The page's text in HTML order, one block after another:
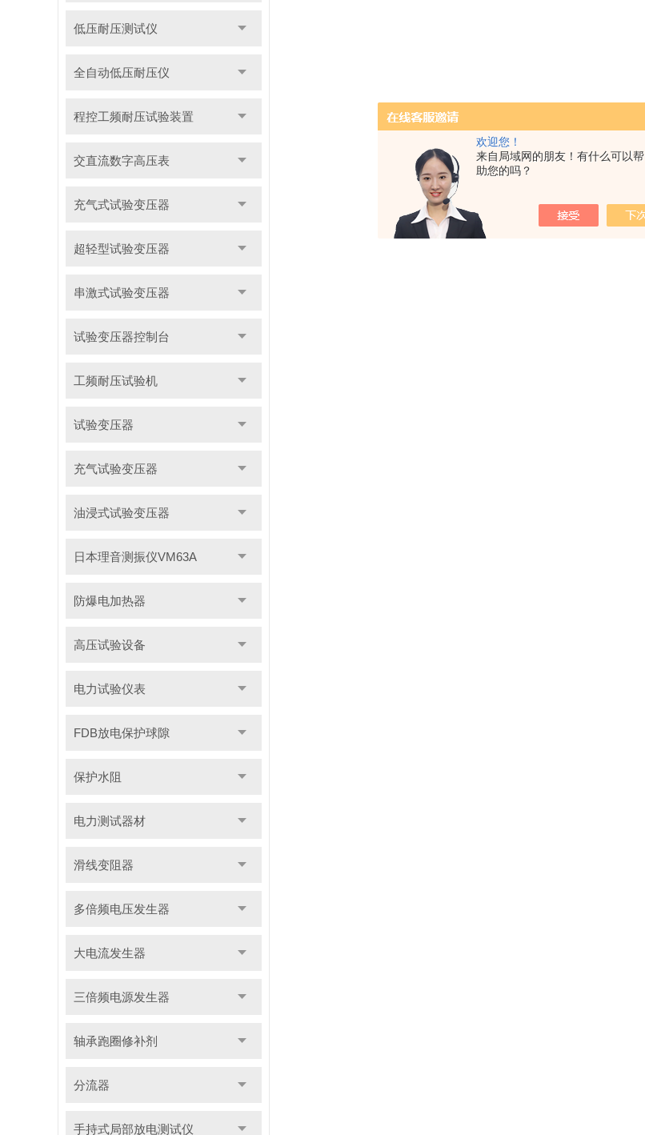
欢迎您！
来自局域网的朋友！有什么可以帮
助您的吗？
低压耐压测试仪
全自动低压耐压仪
程控工频耐压试验装置
交直流数字高压表
充气式试验变压器
超轻型试验变压器
串激式试验变压器
试验变压器控制台
工频耐压试验机
试验变压器
充气试验变压器
油浸式试验变压器
日本理音测振仪VM63A
防爆电加热器
高压试验设备
电力试验仪表
FDB放电保护球隙
保护水阻
电力测试器材
滑线变阻器
多倍频电压发生器
大电流发生器
三倍频电源发生器
轴承跑圈修补剂
分流器
手持式局部放电测试仪